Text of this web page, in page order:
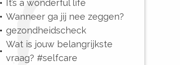
It’s a wonderful life
Wanneer ga jij nee zeggen?
gezondheidscheck
Wat is jouw belangrijkste
vraag? #selfcare